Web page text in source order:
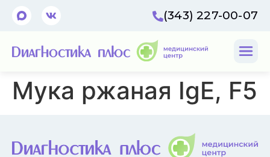
(343) 227-00-07
Мука ржаная IgE, F5